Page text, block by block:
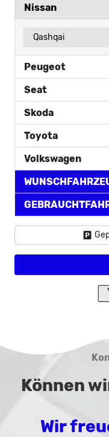
Nissan
Qashqai
Peugeot
Seat
Skoda
Toyota
Volkswagen
Können
Wir